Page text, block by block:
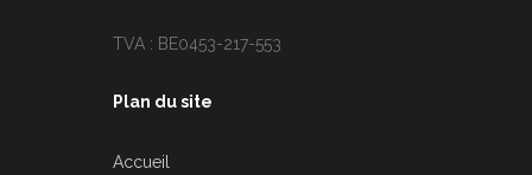
TVA : BE0453-217-553
Plan du site
Accueil